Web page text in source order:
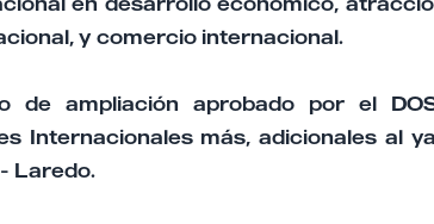
y comercio internacional.
de ampliación aprobado por el
Internacionales más, adicionales al
Laredo.